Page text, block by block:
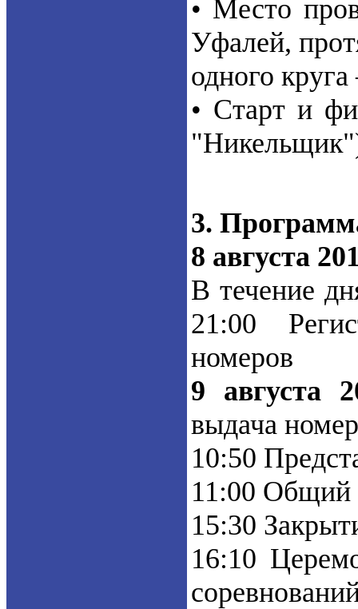
• Место
Уфалей,
одного
• Старт и
3.
8 августа
В течение
21:00
номеров
9 августа
выдача
10:50
11:00 Общий
15:30
16:10